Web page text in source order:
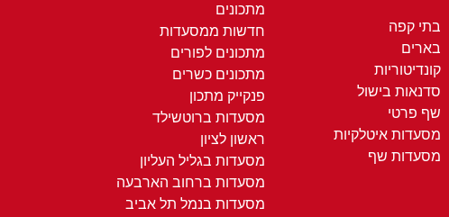
בתי קפה
בארים
קונדיטוריות
סדנאות בישול
שף פרטי
מסעדות איטלקיות
מסעדות שף
מתכונים
חדשות ממסעדות
מתכונים לפורים
מתכונים כשרים
פנקייק מתכון
מסעדות ברוטשילד
ראשון לציון
מסעדות בגליל העליון
מסעדות ברחוב הארבעה
מסעדות בנמל תל אביב